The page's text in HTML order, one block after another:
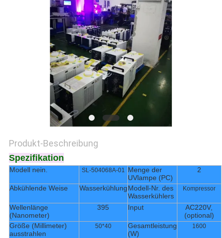
SITEMAP
PRIVACY
Produkt-Beschreibung
Spezifikation
Modell nein. SL-504068A-01 Menge der
UVlampe (PC)
2
Abkühlende Weise WasserkühlungModell-Nr. des
Wasserkühlers
Kompressor
Wellenlänge
(Nanometer)
395 Input
AC220V,
(optional)
Größe (Millimeter)
ausstrahlen
50*40
Gesamtleistung
(W)
1600